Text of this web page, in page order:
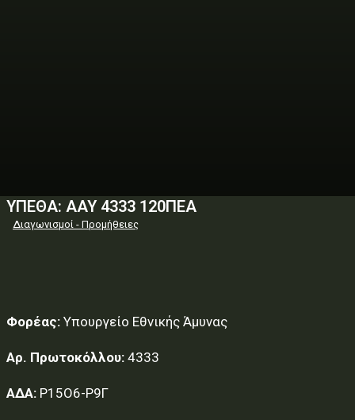
ΥΠΕΘΑ: ΑΑΥ 4333 120ΠΕΑ
Διαγωνισμοί - Προμήθειες
Φορέας: Υπουργείο Εθνικής Άμυνας
Αρ. Πρωτοκόλλου: 4333
ΑΔΑ: Ρ15Ο6-Ρ9Γ